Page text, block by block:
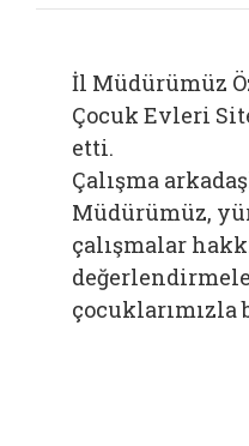
İl Müdürümüz
Çocuk Evleri
etti.
Çalışma
Müdürümüz,
çalışmalar